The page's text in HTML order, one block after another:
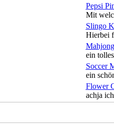
Pepsi
Mit
Slingo
Hierbei
ein
Soccer
ein
Flower
achja